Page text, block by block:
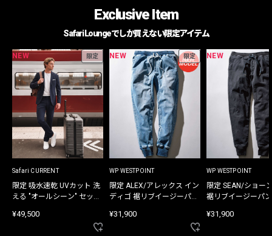
Exclusive Item
Safari Loungeでしか買えない限定アイテム
NEW 限定
Safari CURRENT
限定 吸水速乾 UVカット 洗
える "オールシーン" セット
¥49,500
NEW 限定
WP WESTPOINT
限定 ALEX/アレックス イン
ディゴ 裾リブイージーパン
¥31,900
NEW
WP WESTPOINT
限定 SEAN/ショー
裾リブイージーパ
¥31,900